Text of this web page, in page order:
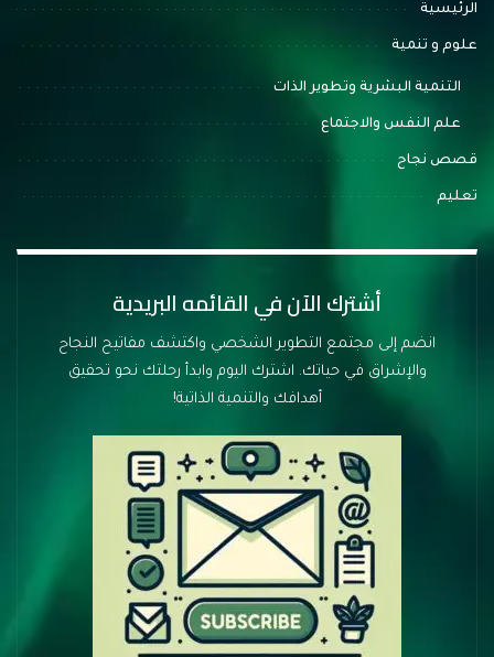
الرئيسية
علوم و تنمية
التنمية البشرية وتطوير الذات
علم النفس والاجتماع
قصص نجاح
تعليم
أشترك الآن في القائمه البريدية
انضم إلى مجتمع التطوير الشخصي واكتشف مفاتيح النجاح
والإشراق في حياتك. اشترك اليوم وابدأ رحلتك نحو تحقيق
أهدافك والتنمية الذاتية!